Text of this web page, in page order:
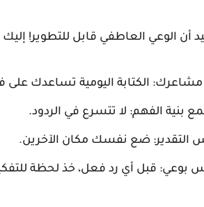
أن الوعي العاطفي قابل للتطوير!
مشاعرك: الكتابة اليومية تساعدك
بنية الفهم: لا تتسرع في الردود.
التقدير: ضع نفسك مكان الآخرين.
بوعي: قبل أي رد فعل، خذ لحظة